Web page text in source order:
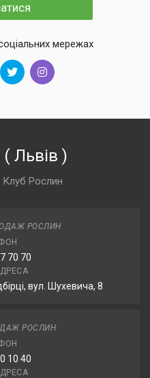
мережах
( Львів )
Клуб Рослин
РОСЛИН
70 70
вул. Шухевича, 8
РОСЛИН
10 40